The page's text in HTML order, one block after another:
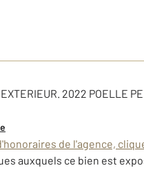
2022 POELLE
de l'agence,
auxquels ce bien est